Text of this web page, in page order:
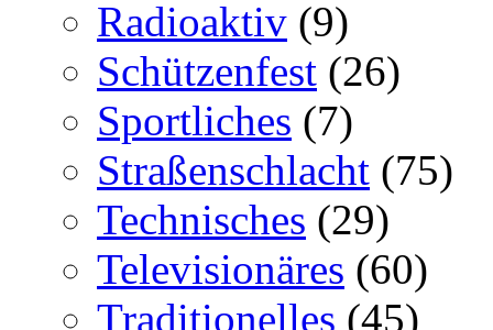
Radioaktiv (9)
Schützenfest (26)
Sportliches (7)
Straßenschlacht (75)
Technisches (29)
Televisionäres (60)
Traditionelles (45)